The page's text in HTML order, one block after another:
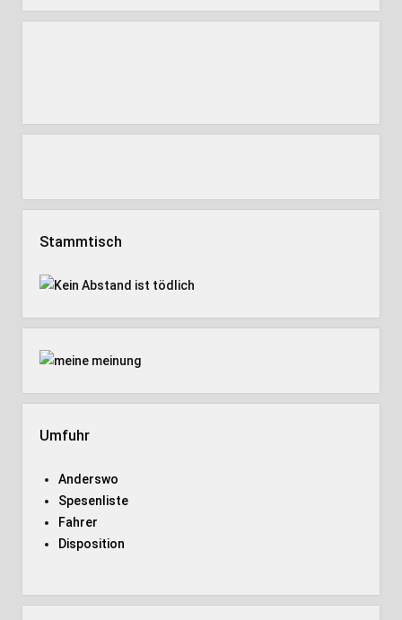
Stammtisch
Umfuhr
Anderswo
Spesenliste
Fahrer
Disposition